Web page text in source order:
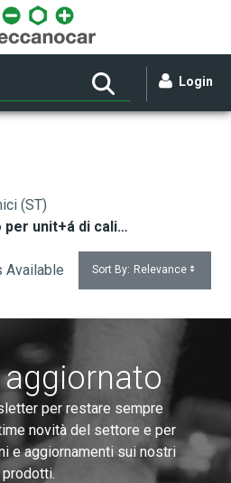
Login
(ST)
Prolunga da banco per unit+á di calibrazione (ST)
Available Sort By: Relevance
per restare sempre
novità del settore e per
e aggiornamenti sui nostri
prodotti.